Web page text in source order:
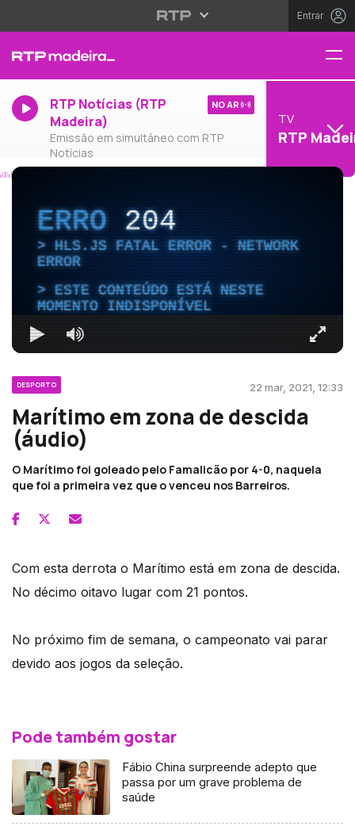
Entrar
RTP Notícias (RTP
Madeira)
Emissão em simultâneo com RTP
Notícias
NO AR
TV
RTP
ERRO204
HLS.JS FATAL ERROR - NETWORK
ERROR
ESTE CONTEÚDO ESTÁ NESTE
MOMENTO INDISPONÍVEL
DESPORTO 22 mar, 2021, 12:33
Marítimo em zona de descida
(áudio)
O Marítimo foi goleado pelo Famalicão por 4-0, naquela
que foi a primeira vez que o venceu nos Barreiros.
Com esta derrota o Marítimo está em zona de descida.
No décimo oitavo lugar com 21 pontos.
No próximo fim de semana, o campeonato vai parar
devido aos jogos da seleção.
Pode também gostar
Fábio China surpreende adepto que
passa por um grave problema de
saúde